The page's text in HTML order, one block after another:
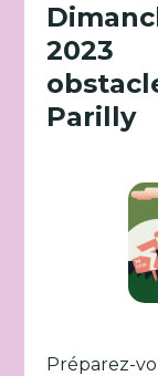
2023
Parilly
Préparez-